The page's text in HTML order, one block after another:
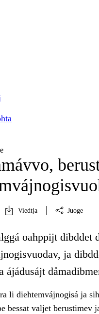
Viedtja Juoge
oahppijt dibddet
ja
ájádusájt
li diehtemvájnogisá ja
bessat valjet berustimev